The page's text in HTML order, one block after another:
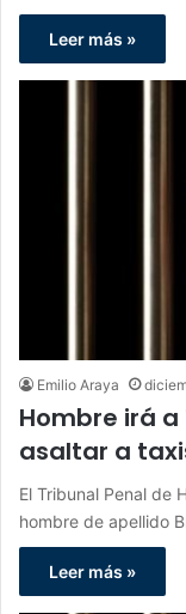
Leer más »
Emilio Araya
Hombre irá a
asaltar a
El Tribunal Penal de
hombre de apellido
Leer más »